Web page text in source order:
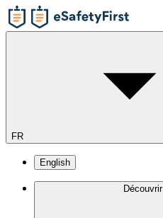
FR
English